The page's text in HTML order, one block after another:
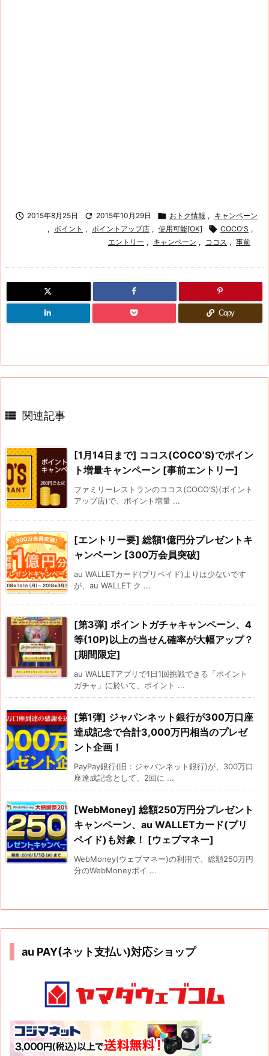
 2015年8月25日  2015年10月29日  おトク情報 , キャンペーン
, ポイント , ポイントアップ店 , 使用可能[OK]  COCO'S ,
エントリー , キャンペーン , ココス , 事前
Copy
 関連記事
[1月14日まで] ココス(COCO’S)でポイン
ト増量キャンペーン [事前エントリー]
ファミリーレストランのココス(COCO'S)(ポイント
アップ店)で、ポイント増量 ...
[エントリー要] 総額1億円分プレゼントキ
ャンペーン [300万会員突破]
au WALLETカード(プリペイド)よりは少ないです
が、au WALLET ク ...
[第3弾] ポイントガチャキャンペーン、4
等(10P)以上の当せん確率が大幅アップ？
[期間限定]
au WALLETアプリで1日1回挑戦できる「ポイント
ガチャ」に於いて、ポイント ...
[第1弾] ジャパンネット銀行が300万口座
達成記念で合計3,000万円相当のプレゼ
ント企画！
PayPay銀行(旧：ジャパンネット銀行)が、300万口
座達成記念として、2回に ...
[WebMoney] 総額250万円分プレゼント
キャンペーン、au WALLETカード(プリ
ペイド)も対象！ [ウェブマネー]
WebMoney(ウェブマネー)の利用で、総額250万円
分のWebMoneyポイ ...
au PAY(ネット支払い)対応ショップ